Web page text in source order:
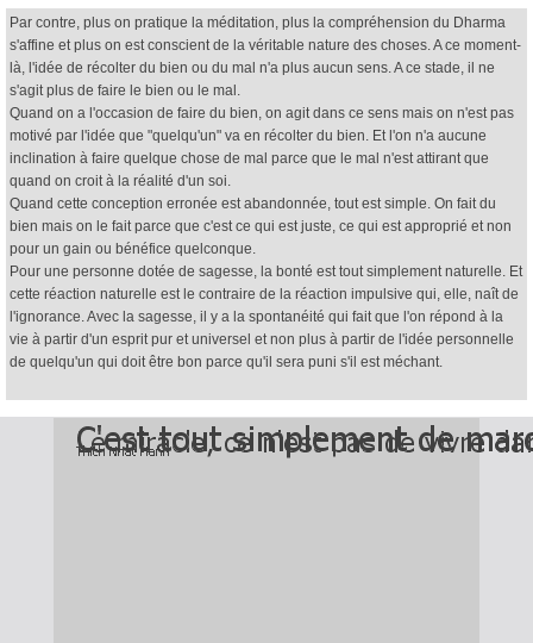
Par contre, plus on pratique la méditation, plus la compréhension du Dharma
s'affine et plus on est conscient de la véritable nature des choses. A ce moment-
là, l'idée de récolter du bien ou du mal n'a plus aucun sens. A ce stade, il ne
s'agit plus de faire le bien ou le mal.
Quand on a l'occasion de faire du bien, on agit dans ce sens mais on n'est pas
motivé par l'idée que "quelqu'un" va en récolter du bien. Et l'on n'a aucune
inclination à faire quelque chose de mal parce que le mal n'est attirant que
quand on croit à la réalité d'un soi.
Quand cette conception erronée est abandonnée, tout est simple. On fait du
bien mais on le fait parce que c'est ce qui est juste, ce qui est approprié et non
pour un gain ou bénéfice quelconque.
Pour une personne dotée de sagesse, la bonté est tout simplement naturelle. Et
cette réaction naturelle est le contraire de la réaction impulsive qui, elle, naît de
l'ignorance. Avec la sagesse, il y a la spontanéité qui fait que l'on répond à la
vie à partir d'un esprit pur et universel et non plus à partir de l'idée personnelle
de quelqu'un qui doit être bon parce qu'il sera puni s'il est méchant.